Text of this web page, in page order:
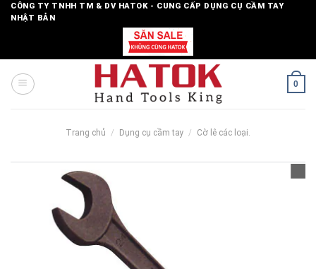
SkipCÔNG TY TNHH TM & DV HATOK - CUNG CẤP DỤNG CỤ CẦM TAY
NHẬT BẢN
0
Trang chủ / Dụng cụ cầm tay / Cờ lê các loại.